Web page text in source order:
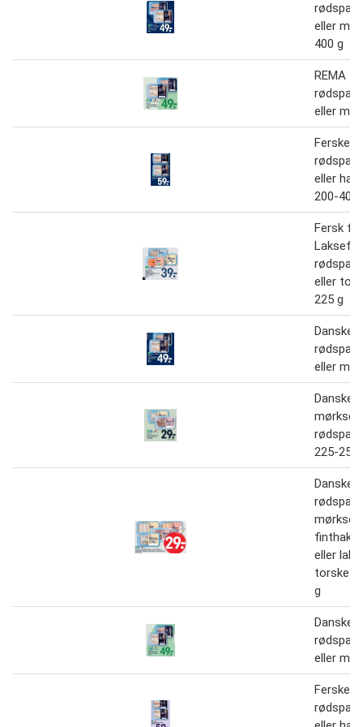
eller
400 g
REMA
eller
Ferske
eller
200-400
Fersk
eller
225 g
Danske
eller
Danske
225-250
Danske
eller
g
Danske
eller
Ferske